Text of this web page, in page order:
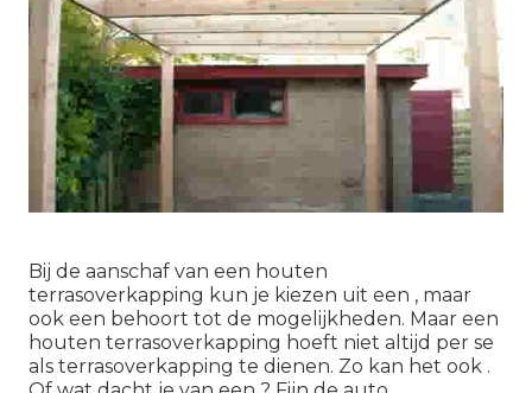
Bij de aanschaf van een houten
terrasoverkapping kun je kiezen uit een , maar
ook een behoort tot de mogelijkheden. Maar een
houten terrasoverkapping hoeft niet altijd per se
als terrasoverkapping te dienen. Zo kan het ook .